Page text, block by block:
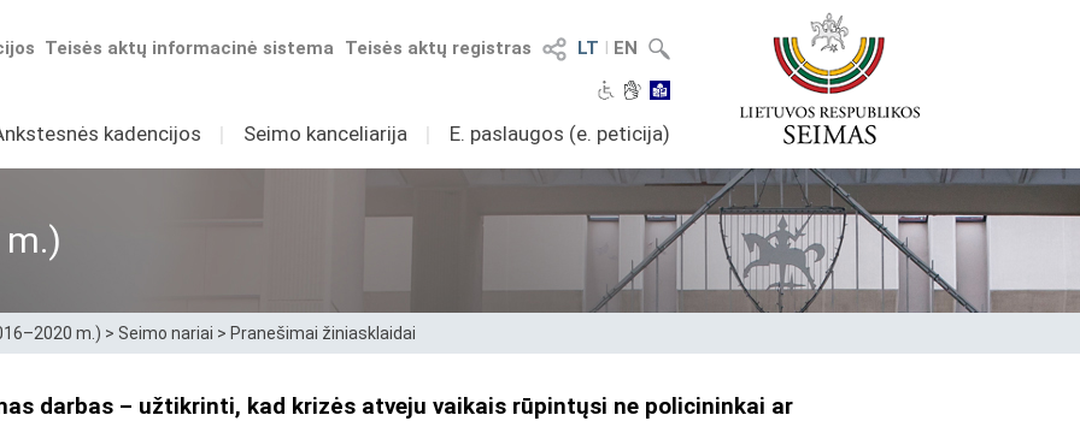
LT I EN
Teisės aktų registras
Teisės aktų informacinė sistema
kadencijos I Seimo kanceliarija I E. paslaugos (e. peticija)
m.) > Seimo nariai > Pranešimai žiniasklaidai
darbas – užtikrinti, kad krizės atveju vaikais rūpintųsi ne policininkai ar